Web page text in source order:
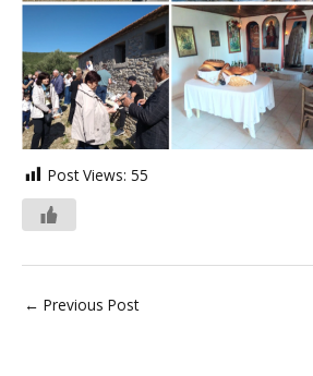
Post Views: 55
← Previous Post